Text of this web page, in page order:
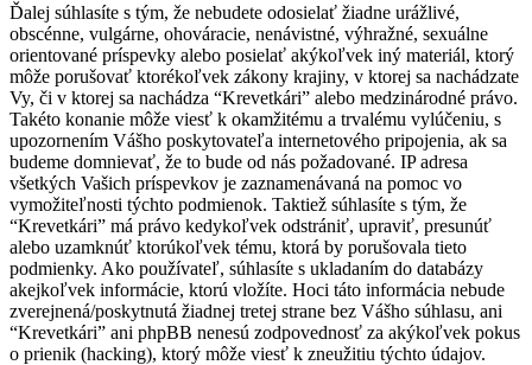
Ďalej súhlasíte s tým, že nebudete odosielať žiadne urážlivé,
obscénne, vulgárne, ohováracie, nenávistné, výhražné, sexuálne
orientované príspevky alebo posielať akýkoľvek iný materiál, ktorý
môže porušovať ktorékoľvek zákony krajiny, v ktorej sa nachádzate
Vy, či v ktorej sa nachádza “Krevetkári” alebo medzinárodné právo.
Takéto konanie môže viesť k okamžitému a trvalému vylúčeniu, s
upozornením Vášho poskytovateľa internetového pripojenia, ak sa
budeme domnievať, že to bude od nás požadované. IP adresa
všetkých Vašich príspevkov je zaznamenávaná na pomoc vo
vymožiteľnosti týchto podmienok. Taktiež súhlasíte s tým, že
“Krevetkári” má právo kedykoľvek odstrániť, upraviť, presunúť
alebo uzamknúť ktorúkoľvek tému, ktorá by porušovala tieto
podmienky. Ako používateľ, súhlasíte s ukladaním do databázy
akejkoľvek informácie, ktorú vložíte. Hoci táto informácia nebude
zverejnená/poskytnutá žiadnej tretej strane bez Vášho súhlasu, ani
“Krevetkári” ani phpBB nenesú zodpovednosť za akýkoľvek pokus
o prienik (hacking), ktorý môže viesť k zneužitiu týchto údajov.